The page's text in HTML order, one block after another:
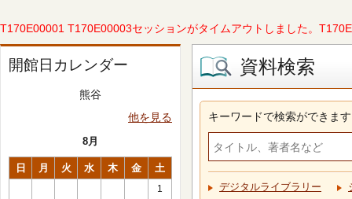
T170E00001 T170E00003セッションがタイムアウトしました。
開館日カレンダー
熊谷
他を見る
8月
日 月 火 水 木 金 土
1
資料検索
キーワードで検索ができます
デジタルライブラリー